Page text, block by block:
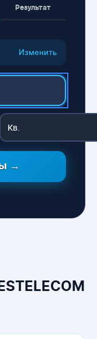
Результат
Изменить
→